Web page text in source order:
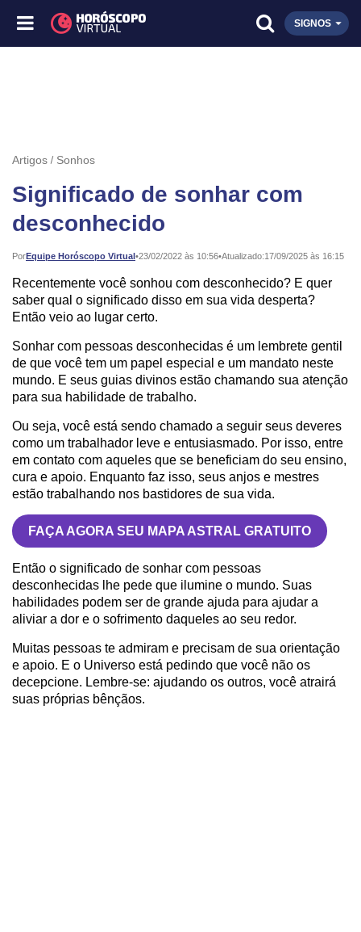
SIGNOS
Artigos Sonhos
Significado de sonhar com
desconhecido
PorEquipe Horóscopo Virtual•
Publicado: 23/02/2022 às 10:56•Atualizado:17/09/2025 às 16:15
Recentemente você sonhou com desconhecido? E quer
saber qual o significado disso em sua vida desperta?
Então veio ao lugar certo.
Sonhar com pessoas desconhecidas é um lembrete gentil
de que você tem um papel especial e um mandato neste
mundo. E seus guias divinos estão chamando sua atenção
para sua habilidade de trabalho.
Ou seja, você está sendo chamado a seguir seus deveres
como um trabalhador leve e entusiasmado. Por isso, entre
em contato com aqueles que se beneficiam do seu ensino,
cura e apoio. Enquanto faz isso, seus anjos e mestres
estão trabalhando nos bastidores de sua vida.
FAÇA AGORA SEU MAPA ASTRAL GRATUITO
Então o significado de sonhar com pessoas
desconhecidas lhe pede que ilumine o mundo. Suas
habilidades podem ser de grande ajuda para ajudar a
aliviar a dor e o sofrimento daqueles ao seu redor.
Muitas pessoas te admiram e precisam de sua orientação
e apoio. E o Universo está pedindo que você não os
decepcione. Lembre-se: ajudando os outros, você atrairá
suas próprias bênçãos.